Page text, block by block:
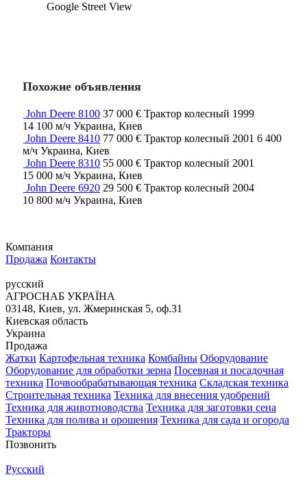
Google Street View
Похожие объявления
John Deere 8100 37 000 € Трактор колесный 1999
14 100 м/ч Украина, Киев
John Deere 8410 77 000 € Трактор колесный 2001 6 400
м/ч Украина, Киев
John Deere 8310 55 000 € Трактор колесный 2001
15 000 м/ч Украина, Киев
John Deere 6920 29 500 € Трактор колесный 2004
10 800 м/ч Украина, Киев
Компания
Продажа Контакты
русский
АГРОСНАБ УКРАЇНА
03148, Киев, ул. Жмеринская 5, оф.31
Киевская область
Украина
Продажа
Жатки Картофельная техника Комбайны Оборудование
Оборудование для обработки зерна Посевная и посадочная
техника Почвообрабатывающая техника Складская техника
Строительная техника Техника для внесения удобрений
Техника для животноводства Техника для заготовки сена
Техника для полива и орошения Техника для сада и огорода
Тракторы
Позвонить
Русский